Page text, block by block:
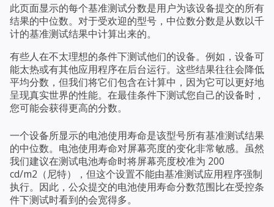
此页面显示的每个基准测试分数是用户为该设备提交的所有
结果的中位数。对于受欢迎的型号，中位数分数是从数以千
计的基准测试结果中计算出来的。
有些人在不太理想的条件下测试他们的设备。例如，设备可
能太热或有其他应用程序在后台运行。这些结果往往会降低
平均分数，但我们将它们包含在计算中，因为它可以更好地
呈现真实世界的性能。在最佳条件下测试您自己的设备时，
您可能会获得更高的分数。
一个设备所显示的电池使用寿命是该型号所有基准测试结果
的中位数。电池使用寿命对屏幕亮度的变化非常敏感。虽然
我们建议在测试电池寿命时将屏幕亮度校准为 200
cd/m2（尼特），但这个设置不能由基准测试应用程序强制
执行。因此，公众提交的电池使用寿命分数范围比在受控条
件下测试时看到的会宽得多。